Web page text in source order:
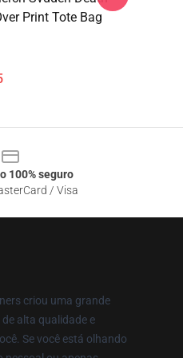
Print Tote Bag
100% seguro
/ Visa
criou uma grande
alta qualidade e
Se você está olhando